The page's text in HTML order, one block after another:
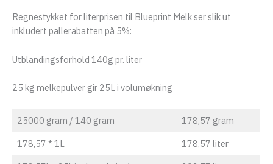
Regnestykket for literprisen til Blueprint Melk ser slik ut
inkludert pallerabatten på 5%:
Utblandingsforhold 140g pr. liter
25 kg melkepulver gir 25L i volumøkning
25000 gram / 140 gram
178,57 gram
178,57 * 1L
178,57 liter